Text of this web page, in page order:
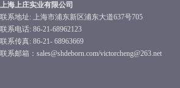
上海上庄实业有限公司
联系地址: 上海市浦东新区浦东大道637号705
联系电话: 86-21-68962123
联系传真: 86-21- 68963669
联系邮箱：sales@shdeborn.com/victorcheng@263.net